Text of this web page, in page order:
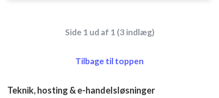
Side 1 ud af 1 (3 indlæg)
Tilbage til toppen
Teknik, hosting & e-handelsløsninger